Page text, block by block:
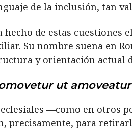
de la inclusión, tan
hecho de estas
Su nombre suena en
y orientación actual
ut amoveatur
—como en otros
precisamente, para